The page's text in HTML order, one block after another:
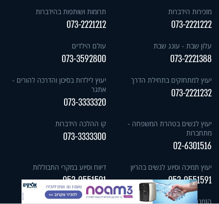
מזכירות הידברות
073-2221222
תרומות ושותפות בהידברות
073-2221212
עלון שבת - עונג שבת
073-2221388
עולם הילדים
073-3592800
יעוץ למתחזקים בתחילת הדרך
073-2221232
יעוץ לילדות בסיכון והדרכה להורים -
אתגר
073-3333320
יעוץ לנשים בטהרת המשפחה -
מתחברות
02-6301516
קו ההלכה הידברות
073-3333300
יעוץ תמיכה וסיוע לנשים בהריון
052-9551591
דיווח וסיוע במקרי התבוללות
052-9551591
הזמנת חוגי בית (בחינם) נופשים
X